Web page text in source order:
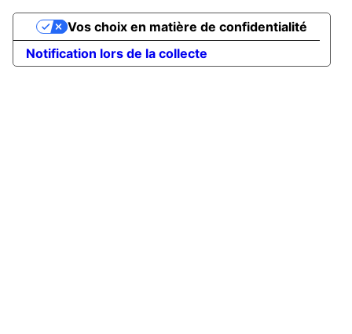
Notification lors de la collecte
Vos choix en matière de confidentialité